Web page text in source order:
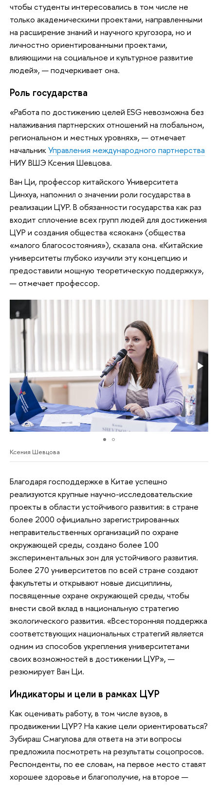
чтобы студенты интересовались в том числе не
только академическими проектами, направленными
на расширение знаний и научного кругозора, но и
личностно ориентированными проектами,
влияющими на социальное и культурное развитие
людей», — подчеркивает она.
Роль государства
«Работа по достижению целей ESG невозможна без
налаживания партнерских отношений на глобальном,
региональном и местных уровнях», — отмечает
начальникУправления международного партнерства
НИУ ВШЭ Ксения Шевцова.
Ван Ци, профессор китайского Университета
Цинхуа, напомнил о значении роли государства в
реализации ЦУР. В обязанности государства как раз
входит сплочение всех групп людей для достижения
ЦУР и создания общества «сяокан» (общества
«малого благосостояния»), сказала она. «Китайские
университеты глубоко изучили эту концепцию и
предоставили мощную теоретическую поддержку»,
— отмечает профессор.
Ксения Шевцова
Благодаря господдержке в Китае успешно
реализуются крупные научно-исследовательские
проекты в области устойчивого развития: в стране
более 2000 официально зарегистрированных
неправительственных организаций по охране
окружающей среды, создано более 100
экспериментальных зон для устойчивого развития.
Более 270 университетов по всей стране создают
факультеты и открывают новые дисциплины,
посвященные охране окружающей среды, чтобы
внести свой вклад в национальную стратегию
экологического развития. «Всесторонняя поддержка
соответствующих национальных стратегий является
одним из способов укрепления университетами
своих возможностей в достижении ЦУР», —
резюмирует Ван Ци.
Индикаторы и цели в рамках ЦУР
Как оценивать работу, в том числе вузов, в
продвижении ЦУР? На какие цели ориентироваться?
Зубираш Смагулова для ответа на эти вопросы
предложила посмотреть на результаты соцопросов.
Респонденты, по ее словам, на первое место ставят
хорошее здоровье и благополучие, на второе —